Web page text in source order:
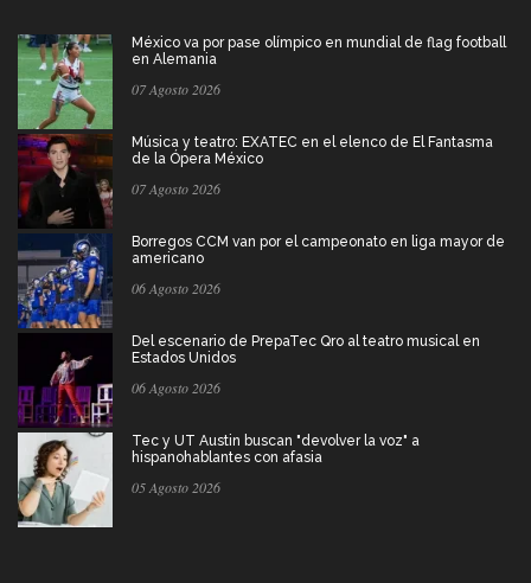
México va por pase olímpico en mundial de flag football
en Alemania
07 Agosto 2026
Música y teatro: EXATEC en el elenco de El Fantasma
de la Ópera México
07 Agosto 2026
Borregos CCM van por el campeonato en liga mayor de
americano
06 Agosto 2026
Del escenario de PrepaTec Qro al teatro musical en
Estados Unidos
06 Agosto 2026
Tec y UT Austin buscan "devolver la voz" a
hispanohablantes con afasia
05 Agosto 2026